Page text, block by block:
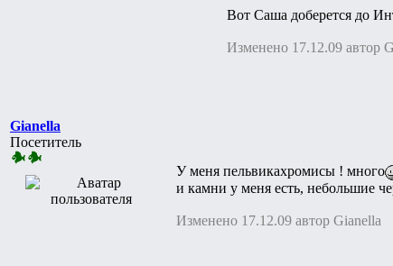
Вот Саша доберется до
Изменено 17.12.09 автор
Gianella
Посетитель
У меня пельвикахромисы ! много
и камни у меня есть, небольшие
Изменено 17.12.09 автор Gianella